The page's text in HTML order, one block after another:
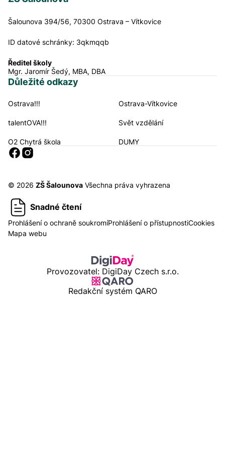
Šalounova 394/56, 70300 Ostrava – Vítkovice
ID datové schránky: 3qkmqqb
Ředitel školy
Mgr. Jaromír Šedý, MBA, DBA
Důležité odkazy
Navigační odkazy
Ostrava!!! Ostrava-Vítkovice
talentOVA!!! Svět vzdělání
O2 Chytrá škola DUMY
Sociální sítě
© 2026 ZŠ Šalounova Všechna práva vyhrazena
Snadné čtení
Prohlášení o ochraně soukromíProhlášení o přístupnostiCookies
Mapa webu
Provozovatel: DigiDay Czech s.r.o.
Redakční systém QARO